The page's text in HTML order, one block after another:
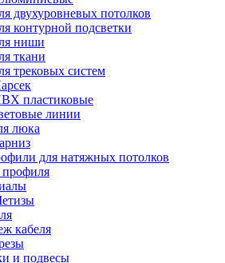
двухуровневых потолков
контурной подсветки
ниши
ткани
трековых систем
пластиковые
линии
люка
для натяжных потолков
профиля
кабеля
и подвесы